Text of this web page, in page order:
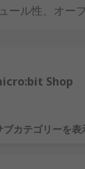
ール性、オー
ェアとアプ
Shop
ブカテゴリーを表